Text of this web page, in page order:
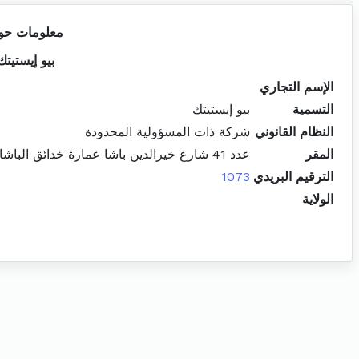
معلومات
بيو
الإسم التجاري
التسمية
بيو إيستيتك
النظام القانوني شركة ذات المسؤولية المحدودة
المقر
عدد 41 شارع خيرالدين باشا عمارة خدائق الباشا بلوك ب الطابق الرابع مكتب ب أ 4 مونبليزير باب بحر
الترقيم البريدي 1073
الولاية